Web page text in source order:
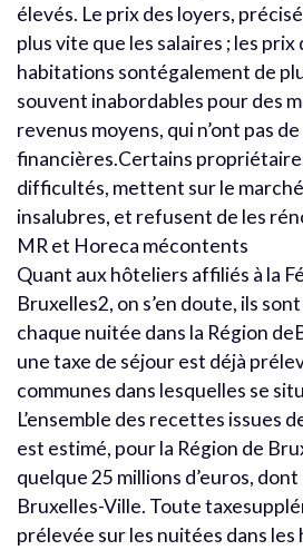
élevés. Le prix des loyers,
plus vite que les salaires ; les prix
habitations sontégalement de
souvent inabordables pour des
revenus moyens, qui n’ont pas
financières.Certains
difficultés, mettent sur le
insalubres, et refusent de les
MR et Horeca mécontents
Quant aux hôteliers affiliés à la
Bruxelles2, on s’en doute, ils
chaque nuitée dans la Région
une taxe de séjour est déjà
communes dans lesquelles se
L’ensemble des recettes issues
est estimé, pour la Région de
quelque 25 millions d’euros,
Bruxelles-Ville. Toute
prélevée sur les nuitées dans